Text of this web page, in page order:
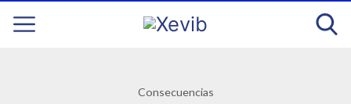
Consecuencias